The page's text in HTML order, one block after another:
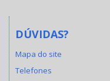
DÚVIDAS?
Mapa do site
Telefones